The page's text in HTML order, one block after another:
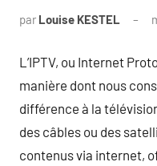
par Louise KESTEL
L’IPTV, ou Internet
manière dont nous
différence à la
des câbles ou des
contenus via internet,